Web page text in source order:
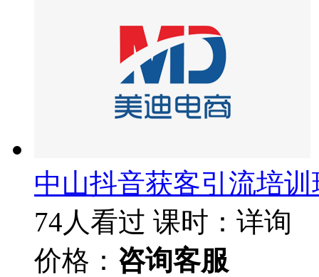
中山抖音获客引流培训
74人看过 课时：详询
价格： 咨询客服